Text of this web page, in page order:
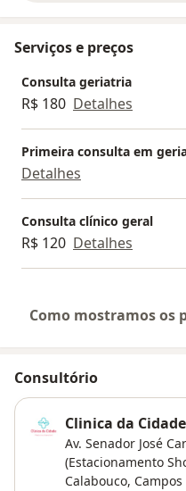
Serviços e preços
Consulta geriatria
R$ 180 Detalhes
Primeira consulta em
Detalhes
Consulta clínico geral
R$ 120 Detalhes
Como mostramos os
Consultório
Clinica da
Av. Senador José
(Estacionamento
Calabouco, Campos